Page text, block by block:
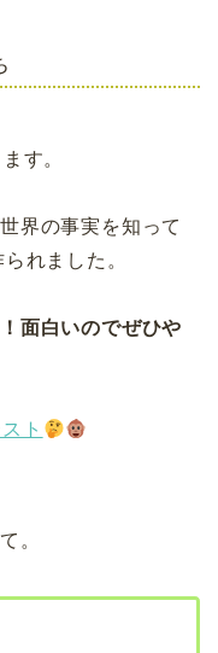
す。
界の事実を知って
れました。
面白いのでぜひや
ト
。